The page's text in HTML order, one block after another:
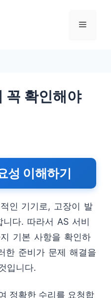
메
꼭 확인해야
성 이해하기
인 기기로, 고장이 발
다. 따라서 AS 서비
기본 사항을 확인하
한 준비가 문제 해결을
입니다.
정확한 수리를 요청합